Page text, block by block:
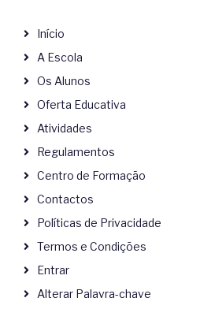
Início
A Escola
Os Alunos
Oferta Educativa
Atividades
Regulamentos
Centro de Formação
Contactos
Políticas de Privacidade
Termos e Condições
Entrar
Alterar Palavra-chave